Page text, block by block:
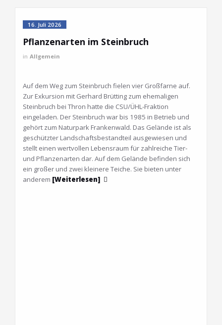
16. Juli 2026
Pflanzenarten im Steinbruch
in Allgemein
Auf dem Weg zum Steinbruch fielen vier Großfarne auf.
Zur Exkursion mit Gerhard Brütting zum ehemaligen
Steinbruch bei Thron hatte die CSU/ÜHL-Fraktion
eingeladen. Der Steinbruch war bis 1985 in Betrieb und
gehört zum Naturpark Frankenwald. Das Gelände ist als
geschützter Landschaftsbestandteil ausgewiesen und
stellt einen wertvollen Lebensraum für zahlreiche Tier-
und Pflanzenarten dar. Auf dem Gelände befinden sich
ein großer und zwei kleinere Teiche. Sie bieten unter
anderem [Weiterlesen]